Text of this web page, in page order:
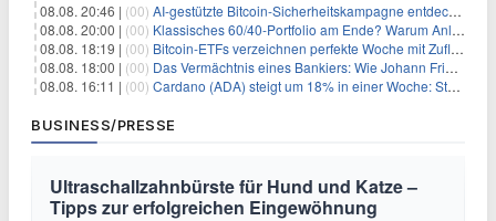
08.08. 20:46 | (00) AI-gestützte Bitcoin-Sicherheitskampagne entdeckt fast 5.000 Softwareprobleme in 390 Projekten
08.08. 20:00 | (00) Klassisches 60/40-Portfolio am Ende? Warum Anleger jetzt radikal umdenken müssen
08.08. 18:19 | (00) Bitcoin-ETFs verzeichnen perfekte Woche mit Zuflüssen auf 3-Monats-Hoch
08.08. 18:00 | (00) Das Vermächtnis eines Bankiers: Wie Johann Friedrich Städel sein Imperium unsterblich machte
08.08. 16:11 | (00) Cardano (ADA) steigt um 18% in einer Woche: Steht ein Kurs von $0,30 bevor?
BUSINESS/PRESSE
Ultraschallzahnbürste für Hund und Katze –
Tipps zur erfolgreichen Eingewöhnung